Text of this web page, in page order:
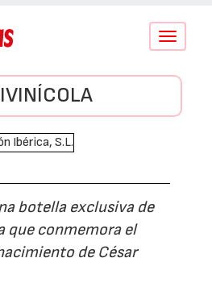
Conmutar
botella exclusiva de
que conmemora el
de César